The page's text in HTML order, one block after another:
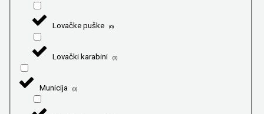
Lovačke puške (0)
Lovački karabini (0)
Municija (0)